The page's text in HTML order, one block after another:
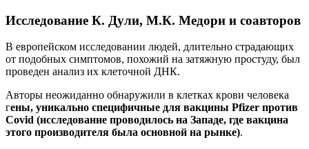
Исследование К. Дули, М.К. Медори и соавторов
В европейском исследовании людей, длительно страдающих
от подобных симптомов, похожий на затяжную простуду, был
проведен анализ их клеточной ДНК.
Авторы неожиданно обнаружили в клетках крови человека
гены, уникально специфичные для вакцины Pfizer против
Covid (исследование проводилось на Западе, где вакцина
этого производителя была основной на рынке).